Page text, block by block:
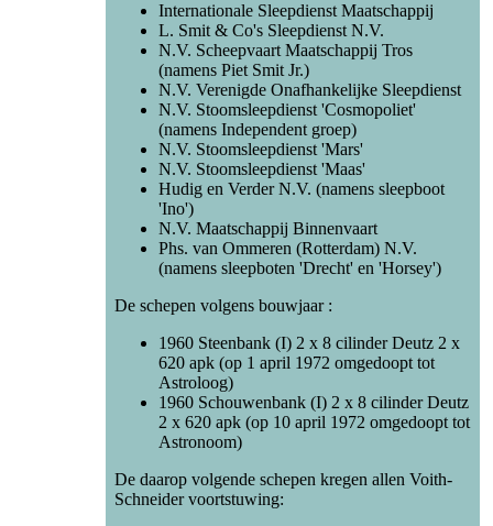
Internationale Sleepdienst Maatschappij
L. Smit & Co's Sleepdienst N.V.
N.V. Scheepvaart Maatschappij Tros
(namens Piet Smit Jr.)
N.V. Verenigde Onafhankelijke Sleepdienst
N.V. Stoomsleepdienst 'Cosmopoliet'
(namens Independent groep)
N.V. Stoomsleepdienst 'Mars'
N.V. Stoomsleepdienst 'Maas'
Hudig en Verder N.V. (namens sleepboot
'Ino')
N.V. Maatschappij Binnenvaart
Phs. van Ommeren (Rotterdam) N.V.
(namens sleepboten 'Drecht' en 'Horsey')
De schepen volgens bouwjaar :
1960 Steenbank (I) 2 x 8 cilinder Deutz 2 x
620 apk (op 1 april 1972 omgedoopt tot
Astroloog)
1960 Schouwenbank (I) 2 x 8 cilinder Deutz
2 x 620 apk (op 10 april 1972 omgedoopt tot
Astronoom)
De daarop volgende schepen kregen allen Voith-
Schneider voortstuwing: